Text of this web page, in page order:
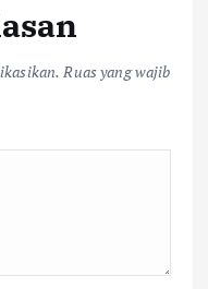
Ruas yang wajib